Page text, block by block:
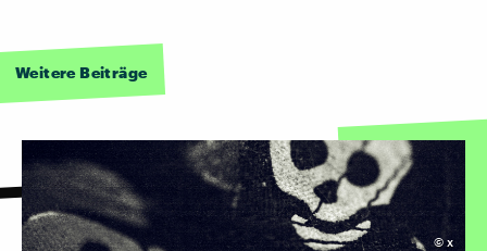
Weitere Beiträge
©x